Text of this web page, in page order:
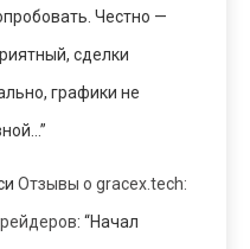
Честно —
сделки
графики не
”
Отзывы о gracex.tech:
: “Начал